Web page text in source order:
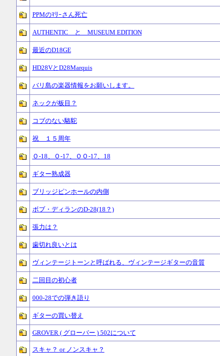
PPMのﾏﾘｰさん死亡
AUTHENTIC と MUSEUM EDITION
最近のD18GE
HD28VとD28Marquis
バリ島の楽器情報をお願いします。
ネックが板目？
コブのない駱駝
祝 １５周年
Ｏ-18、Ｏ-17、ＯＯ-17、18
ギター熟成器
ブリッジピンホールの内側
ボブ・ディランのD-28(18？)
張力は？
歯切れ良いとは
ヴィンテージトーンと呼ばれる、ヴィンテージギターの音質
二回目の初心者
000-28での弾き語り
ギターの買い替え
GROVER ( グローバー ) 502について
スキャ？ or ノンスキャ？